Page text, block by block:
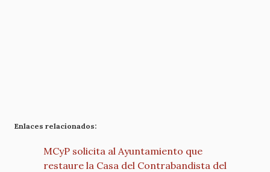
Enlaces relacionados:
MCyP solicita al Ayuntamiento que
restaure la Casa del Contrabandista del